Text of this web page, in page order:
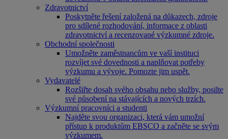
Zdravotnictví
Poskytněte řešení založená na důkazech, zdroje
pro sdílené rozhodování, informace z oblasti
zdravotnictví a recenzované výzkumné zdroje.
Obchodní společnosti
Umožněte zaměstnancům ve vaší instituci
rozvíjet své dovednosti a naplňovat potřeby
výzkumu a vývoje. Pomozte jim uspět.
Vydavatelé
Rozšiřte dosah svého obsahu nebo služby, posilte
své působení na stávajících a nových trzích.
Výzkumní pracovníci a studenti
Najděte svou organizaci, která vám umožní
přístup k produktům EBSCO a začněte se svým
výzkumem.